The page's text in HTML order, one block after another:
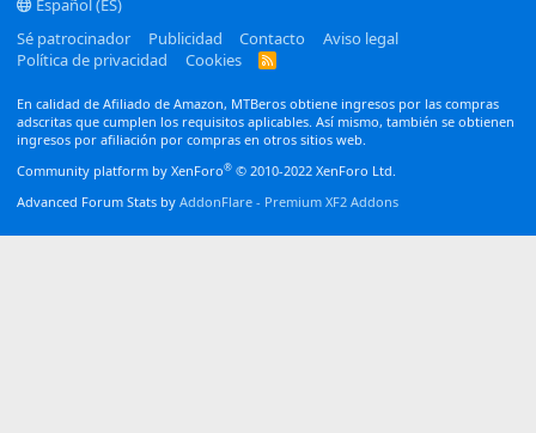
Español (ES)
Sé patrocinador
Publicidad Contacto
Aviso legal
Política de privacidad
Cookies
R
En calidad de Afiliado de Amazon, MTBeros obtiene ingresos por las compras
adscritas que cumplen los requisitos aplicables. Así mismo, también se obtienen
ingresos por afiliación por compras en otros sitios web.
Community platform by XenForo® © 2010-2022 XenForo Ltd.
Advanced Forum Stats by AddonFlare - Premium XF2 Addons